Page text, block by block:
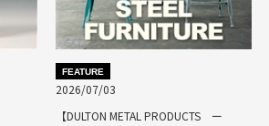
FEATURE
2026/07/03
【DULTON METAL PRODUCTS ー